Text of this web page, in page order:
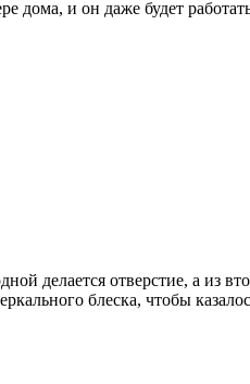
дома, и он даже будет
делается отверстие, а из
блеска, чтобы